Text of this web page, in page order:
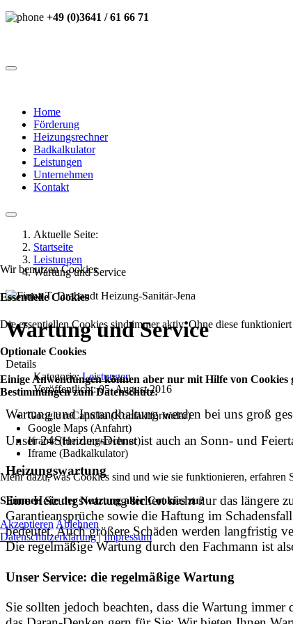
+49 (0)3641 / 61 66 71
Home
Förderung
Heizungsrechner
Badkalkulator
Leistungen
Unternehmen
Kontakt
Aktuelle Seite:
Startseite
Leistungen
Wartung und Service
Wartung und Service
Details
Kategorie:Leistungen
Veröffentlicht: 05. August 2016
Wartung und Instandhaltung werden bei uns groß
Unser 24Stunden-Dienst ist auch an Sonn- und
Heizungswartung
Eine Heizungswartung sichert nicht nur das längere
Garantieansprüche sowie die Haftung im
bedeutet. Auch größere Schäden werden langfristig
Die regelmäßige Wartung durch den Fachmann ist
Unser Service: die regelmäßige Wartung
Sie sollten jedoch beachten, dass die Wartung
Wir benutzen Cookies
Essentielle Cookies
Die essentiellen Cookies sind immer aktiv. Ohne diese
Optionale Cookies
Einige Anwendungen können aber nur mit Hilfe von
Bestimmungen zum Datenschutz:
Google reCaptcha (Kontaktformular)
Google Maps (Anfahrt)
Iframe (Heizungsrechner)
Iframe (Badkalkulator)
Mehr dazu, was Cookies sind und wie sie funktionieren, erfahren
Stimmen Sie der Nutzung aller Cookies zu?
AkzeptierenAblehnen
Datenschutzerklärung|Impressum